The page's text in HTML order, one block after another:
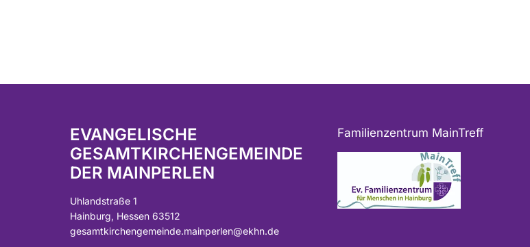
EVANGELISCHE
GESAMTKIRCHENGEMEINDE
DER MAINPERLEN
Uhlandstraße 1
Hainburg, Hessen 63512
gesamtkirchengemeinde.mainperlen@ekhn.de
Familienzentrum MainTreff